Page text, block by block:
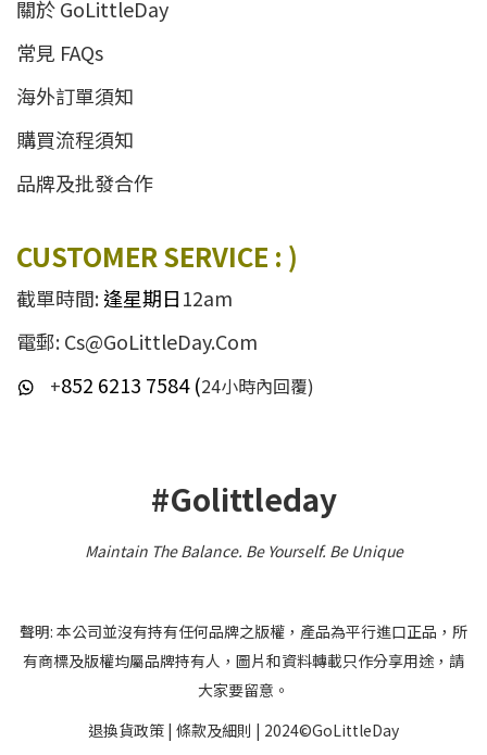
關於 GoLittleDay
常見 FAQs
海外訂單須知
購買流程須知
品牌及批發合作
CUSTOMER SERVICE : )
截單時間:逢星期日12am
電郵: Cs@GoLittleDay.Com
+852 6213 7584 (24小時內回覆)
#Golittleday
Maintain The Balance. Be Yourself.Be Unique
聲明: 本公司並沒有持有任何品牌之版權，產品為平行進口正品，所
有商標及版權均屬品牌持有人，圖片和資料轉載只作分享用途，請
大家要留意。
退換貨政策 | 條款及細則 | 2024©GoLittleDay